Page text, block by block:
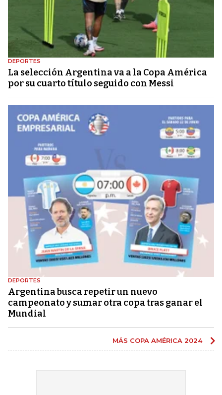
DEPORTES
La selección Argentina va a la Copa América
por su cuarto título seguido con Messi
DEPORTES
Argentina busca repetir un nuevo
campeonato y sumar otra copa tras ganar el
Mundial
MÁS COPA AMÉRICA 2024